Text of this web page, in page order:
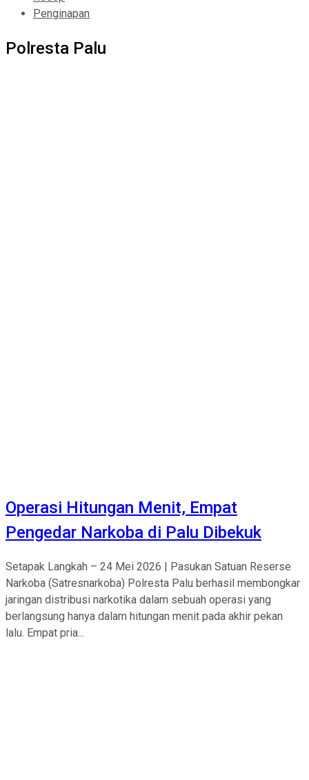
Penginapan
Polresta Palu
Operasi Hitungan Menit, Empat
Pengedar Narkoba di Palu Dibekuk
Setapak Langkah – 24 Mei 2026 | Pasukan Satuan Reserse
Narkoba (Satresnarkoba) Polresta Palu berhasil membongkar
jaringan distribusi narkotika dalam sebuah operasi yang
berlangsung hanya dalam hitungan menit pada akhir pekan
lalu. Empat pria...